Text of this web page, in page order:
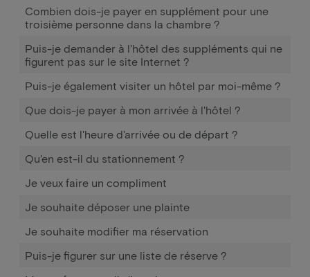
Combien dois-je payer en supplément pour une
troisième personne dans la chambre ?
Puis-je demander à l'hôtel des suppléments qui ne
figurent pas sur le site Internet ?
Puis-je également visiter un hôtel par moi-même ?
Que dois-je payer à mon arrivée à l'hôtel ?
Quelle est l'heure d'arrivée ou de départ ?
Qu'en est-il du stationnement ?
Je veux faire un compliment
Je souhaite déposer une plainte
Je souhaite modifier ma réservation
Puis-je figurer sur une liste de réserve ?